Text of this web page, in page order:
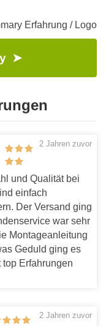
➤
2 Jahren zuvor
und Qualität bei
einfach
Der Versand ging
war sehr
Montageanleitung
Geduld ging es
Erfahrungen
2 Jahren zuvor